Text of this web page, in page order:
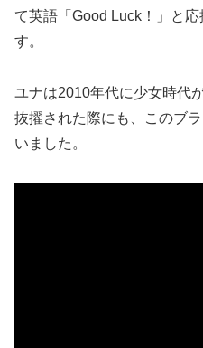
て英語「Good Luck！」と
す。
ユナは2010年代に少女時代
抜擢された際にも、このブ
いました。